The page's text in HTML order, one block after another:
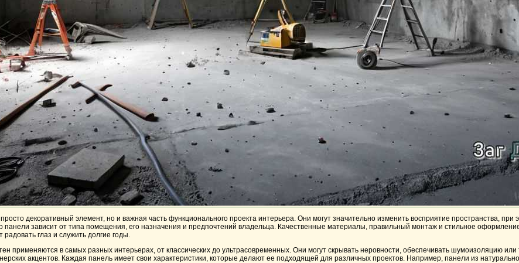
декоративный элемент, но и важная часть функционального проекта интерьера. Они могут значительно изменить восприятие пространства,
панели зависит от типа помещения, его назначения и предпочтений владельца. Качественные материалы, правильный монтаж и стильное
глаз и служить долгие годы.
применяются в самых разных интерьерах, от классических до ультрасовременных. Они могут скрывать неровности, обеспечивать шумоизоляцию
акцентов. Каждая панель имеет свои характеристики, которые делают ее подходящей для различных проектов. Например, панели из